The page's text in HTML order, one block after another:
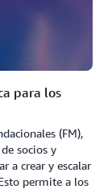
para los
(FM),
socios y
a crear y escalar
permite a los